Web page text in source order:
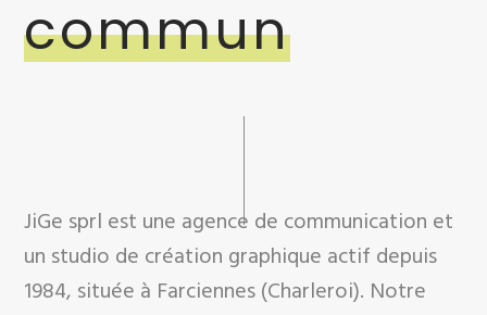
commun
JiGe sprl est une agence de communication et
un studio de création graphique actif depuis
1984, située à Farciennes (Charleroi). Notre